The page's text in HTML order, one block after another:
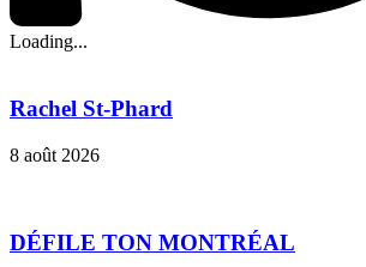
Loading...
Rachel St-Phard
8 août 2026
DÉFILE TON MONTRÉAL